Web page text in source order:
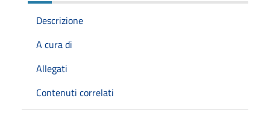
Descrizione
A cura di
Allegati
Contenuti correlati